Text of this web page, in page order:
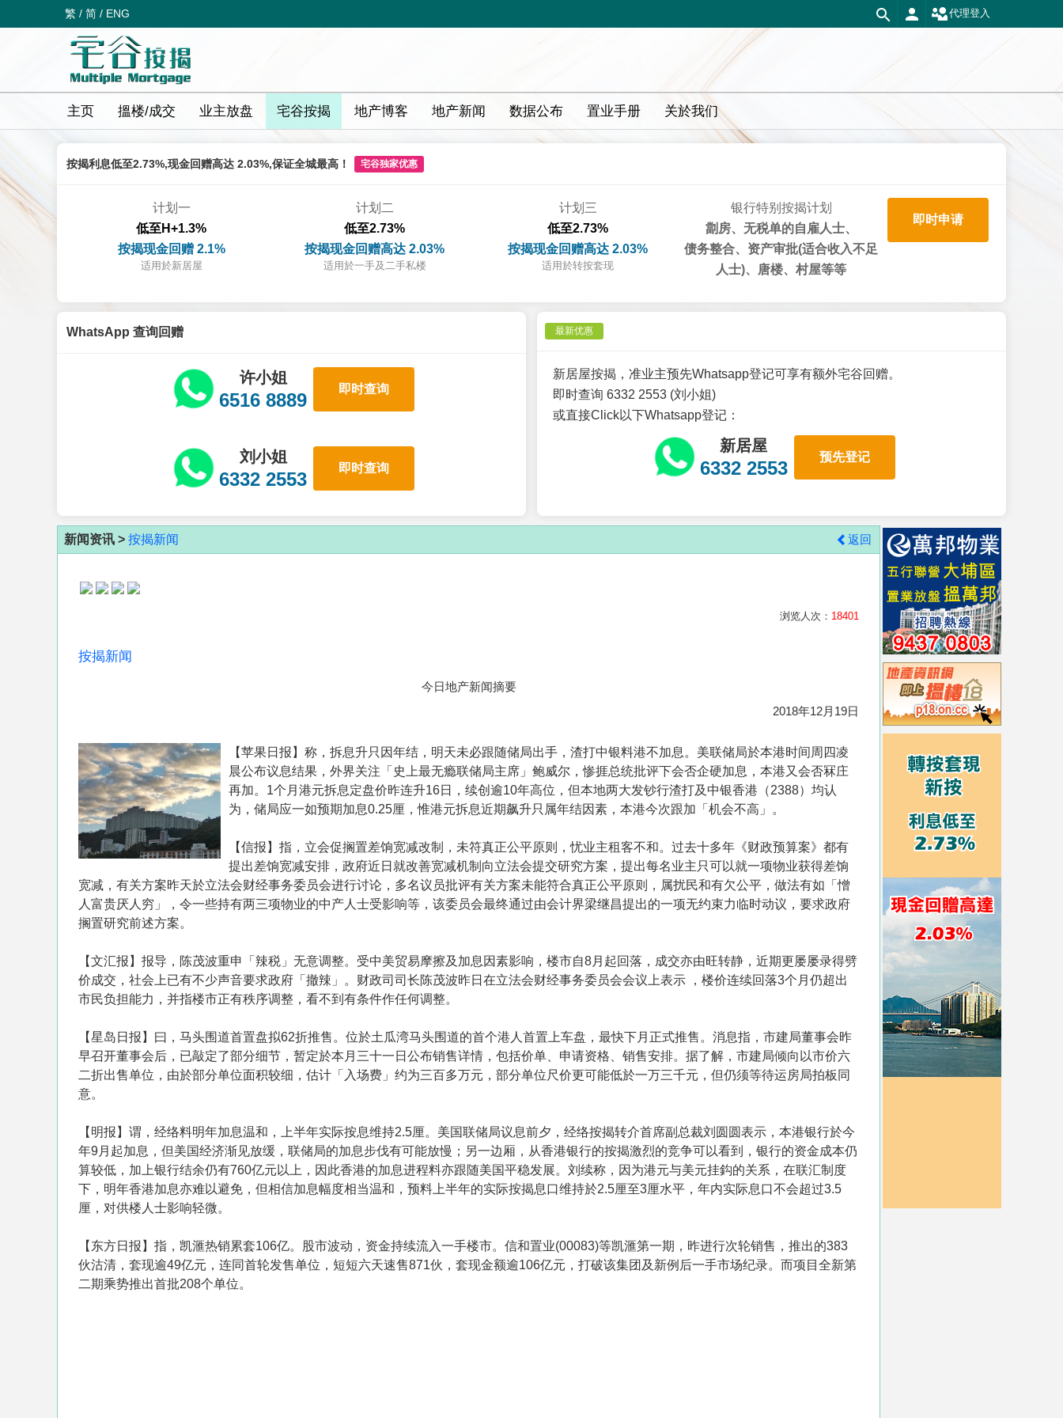
繁 / 简 / ENG 代理登入
主页 搵楼/成交 业主放盘 宅谷按揭 地产博客 地产新闻 数据公布 置业手册 关於我们
按揭利息低至2.73%,现金回赠高达 2.03%,保证全城最高！ 宅谷独家优惠
计划一
低至H+1.3%
按揭现金回赠 2.1%
适用於新居屋
计划二
低至2.73%
按揭现金回赠高达 2.03%
适用於一手及二手私楼
计划三
低至2.73%
按揭现金回赠高达 2.03%
适用於转按套现
银行特别按揭计划
劏房、无税单的自雇人士、
债务整合、资产审批(适合收入不足
人士)、唐楼、村屋等等
即时申请
WhatsApp 查询回赠
许小姐
6516 8889
即时查询
刘小姐
6332 2553
即时查询
最新优惠
新居屋按揭，准业主预先Whatsapp登记可享有额外宅谷回赠。
即时查询 6332 2553 (刘小姐)
或直接Click以下Whatsapp登记：
新居屋
6332 2553
预先登记
新闻资讯 > 按揭新闻 返回
浏览人次： 18401
按揭新闻
今日地产新闻摘要
2018年12月19日
【苹果日报】称，拆息升只因年结，明天未必跟随储局出手，渣打中银料港不加息。美联储局於本港时间周四凌
晨公布议息结果，外界关注「史上最无瘾联储局主席」鲍威尔，惨捱总统批评下会否企硬加息，本港又会否冧庄
再加。1个月港元拆息定盘价昨连升16日，续创逾10年高位，但本地两大发钞行渣打及中银香港（2388）均认
为，储局应一如预期加息0.25厘，惟港元拆息近期飙升只属年结因素，本港今次跟加「机会不高」。
【信报】指，立会促搁置差饷宽减改制，未符真正公平原则，忧业主租客不和。过去十多年《财政预算案》都有
提出差饷宽减安排，政府近日就改善宽减机制向立法会提交研究方案，提出每名业主只可以就一项物业获得差饷
宽减，有关方案昨天於立法会财经事务委员会进行讨论，多名议员批评有关方案未能符合真正公平原则，属扰民和有欠公平，做法有如「憎
人富贵厌人穷」，令一些持有两三项物业的中产人士受影响等，该委员会最终通过由会计界梁继昌提出的一项无约束力临时动议，要求政府
搁置研究前述方案。
【文汇报】报导，陈茂波重申「辣税」无意调整。受中美贸易摩擦及加息因素影响，楼市自8月起回落，成交亦由旺转静，近期更屡屡录得劈
价成交，社会上已有不少声音要求政府「撤辣」。财政司司长陈茂波昨日在立法会财经事务委员会会议上表示 ，楼价连续回落3个月仍超出
市民负担能力，并指楼市正有秩序调整，看不到有条件作任何调整。
【星岛日报】曰，马头围道首置盘拟62折推售。位於土瓜湾马头围道的首个港人首置上车盘，最快下月正式推售。消息指，市建局董事会昨
早召开董事会后，已敲定了部分细节，暂定於本月三十一日公布销售详情，包括价单、申请资格、销售安排。据了解，市建局倾向以市价六
二折出售单位，由於部分单位面积较细，估计「入场费」约为三百多万元，部分单位尺价更可能低於一万三千元，但仍须等待运房局拍板同
意。
【明报】谓，经络料明年加息温和，上半年实际按息维持2.5厘。美国联储局议息前夕，经络按揭转介首席副总裁刘圆圆表示，本港银行於今
年9月起加息，但美国经济渐见放缓，联储局的加息步伐有可能放慢；另一边厢，从香港银行的按揭激烈的竞争可以看到，银行的资金成本仍
算较低，加上银行结余仍有760亿元以上，因此香港的加息进程料亦跟随美国平稳发展。刘续称，因为港元与美元挂鈎的关系，在联汇制度
下，明年香港加息亦难以避免，但相信加息幅度相当温和，预料上半年的实际按揭息口维持於2.5厘至3厘水平，年内实际息口不会超过3.5
厘，对供楼人士影响轻微。
【东方日报】指，凯滙热销累套106亿。股市波动，资金持续流入一手楼市。信和置业(00083)等凯滙第一期，昨进行次轮销售，推出的383
伙沽清，套现逾49亿元，连同首轮发售单位，短短六天速售871伙，套现金额逾106亿元，打破该集团及新例后一手市场纪录。而项目全新第
二期乘势推出首批208个单位。